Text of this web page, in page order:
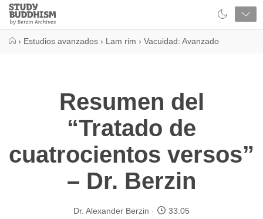
Close
Study
Buddhism
› Estudios avanzados › Lam rim › Vacuidad: Avanzado
Resumen del
“Tratado de
cuatrocientos versos”
– Dr. Berzin
Dr. Alexander Berzin 33:05